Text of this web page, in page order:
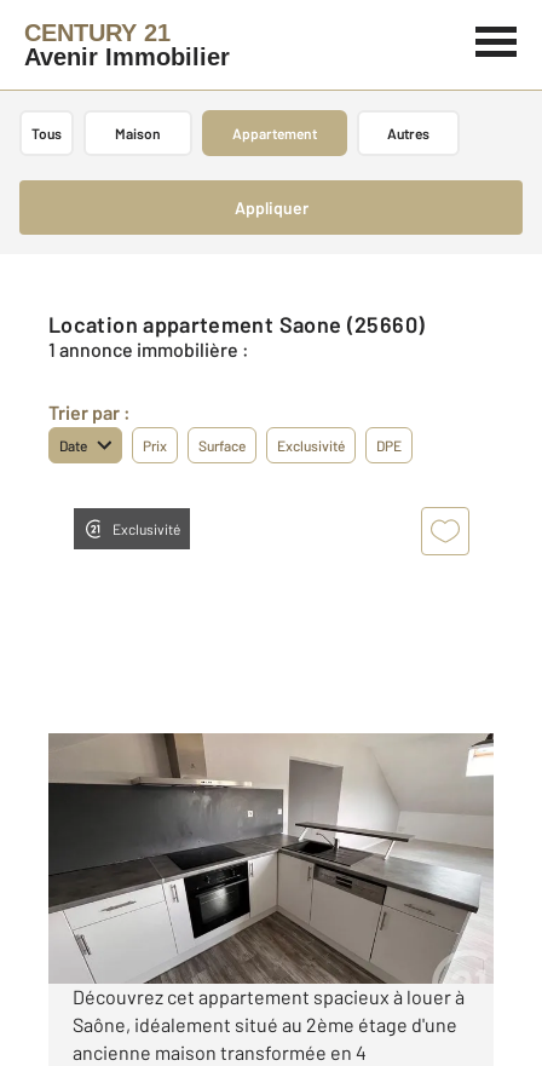
CENTURY 21
Avenir Immobilier
Tous Maison Appartement Autres
Appliquer
Location appartement Saone (25660)
1 annonce immobilière :
Trier par :
Date Prix Surface Exclusivité DPE
Exclusivité
62,85 m2, 3 pièces
Appartement T3 à louer
750 €
par mois charges comprises
Découvrez cet appartement spacieux à louer à
Saône, idéalement situé au 2ème étage d'une
ancienne maison transformée en 4